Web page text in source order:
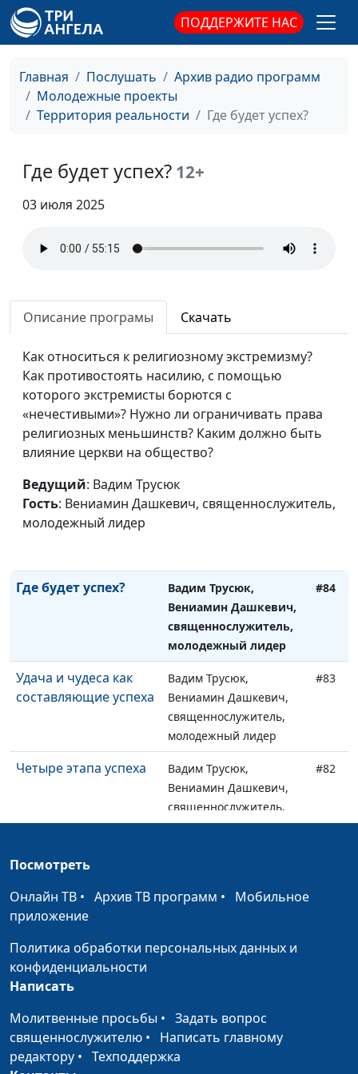
ПОДДЕРЖИТЕ НАС
Главная Послушать
Архив радио программ
Молодежные проекты
Территория реальности
Где будет успех?
Где будет успех? 12+
03 июля 2025
Описание програмы Скачать
Как относиться к религиозному экстремизму?
Как противостоять насилию, с помощью
которого экстремисты борются с
«нечестивыми»? Нужно ли ограничивать права
религиозных меньшинств? Каким должно быть
влияние церкви на общество?
Ведущий: Вадим Трусюк
Гость: Вениамин Дашкевич, священнослужитель,
молодежный лидер
христианская певица,
почетный волонтёр,
соучредитель фонда
Наши деньги и наша
вера
Вадим Трусюк, Дмитрий
Булатов,
теологии
Библия о деньгах
священнослужитель,
Основные принципы
Вадим Трусюк,
Вениамин Дашкевич,
священнослужитель,
молодежный лидер
Достичь успеха в
Вадим Трусюк,
Вениамин Дашкевич,
священнослужитель,
молодежный лидер
Думай позитивно –
будь успешен
Вадим Трусюк,
Вениамин Дашкевич,
#85
Где будет успех?
Вадим Трусюк,
Вениамин Дашкевич,
священнослужитель,
молодежный лидер
#84
Удача и чудеса как
составляющие успеха
Вадим Трусюк,
Вениамин Дашкевич,
священнослужитель,
молодежный лидер
#83
Четыре этапа успеха
Вадим Трусюк,
Вениамин Дашкевич,
священнослужитель,
молодежный лидер
#82
От чего зависит
священнослужитель,
Служить Богу —
получать
благословения
Вадим Трусюк, Николай
4 главных секрета
счастья
Вадим Трусюк, Николай
Качалов,
Посмотреть
Онлайн ТВ • Архив ТВ программ • Мобильное
приложение
Политика обработки персональных данных и
конфиденциальности
Написать
Молитвенные просьбы • Задать вопрос
священнослужителю • Написать главному
редактору • Техподдержка